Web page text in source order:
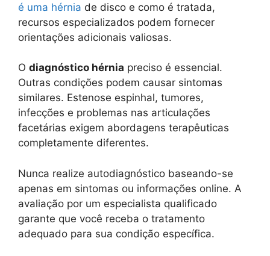
é uma hérnia de disco e como é tratada,
recursos especializados podem fornecer
orientações adicionais valiosas.
O diagnóstico hérnia preciso é essencial.
Outras condições podem causar sintomas
similares. Estenose espinhal, tumores,
infecções e problemas nas articulações
facetárias exigem abordagens terapêuticas
completamente diferentes.
Nunca realize autodiagnóstico baseando-se
apenas em sintomas ou informações online. A
avaliação por um especialista qualificado
garante que você receba o tratamento
adequado para sua condição específica.